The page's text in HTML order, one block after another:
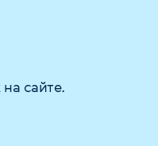
сайте.